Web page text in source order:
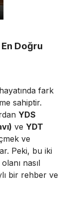
Doğru
fark
sahiptir.
YDS
ve YDT
ve
Peki, bu iki
nasıl
bir rehber ve